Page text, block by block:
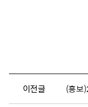
이전글 (홍보